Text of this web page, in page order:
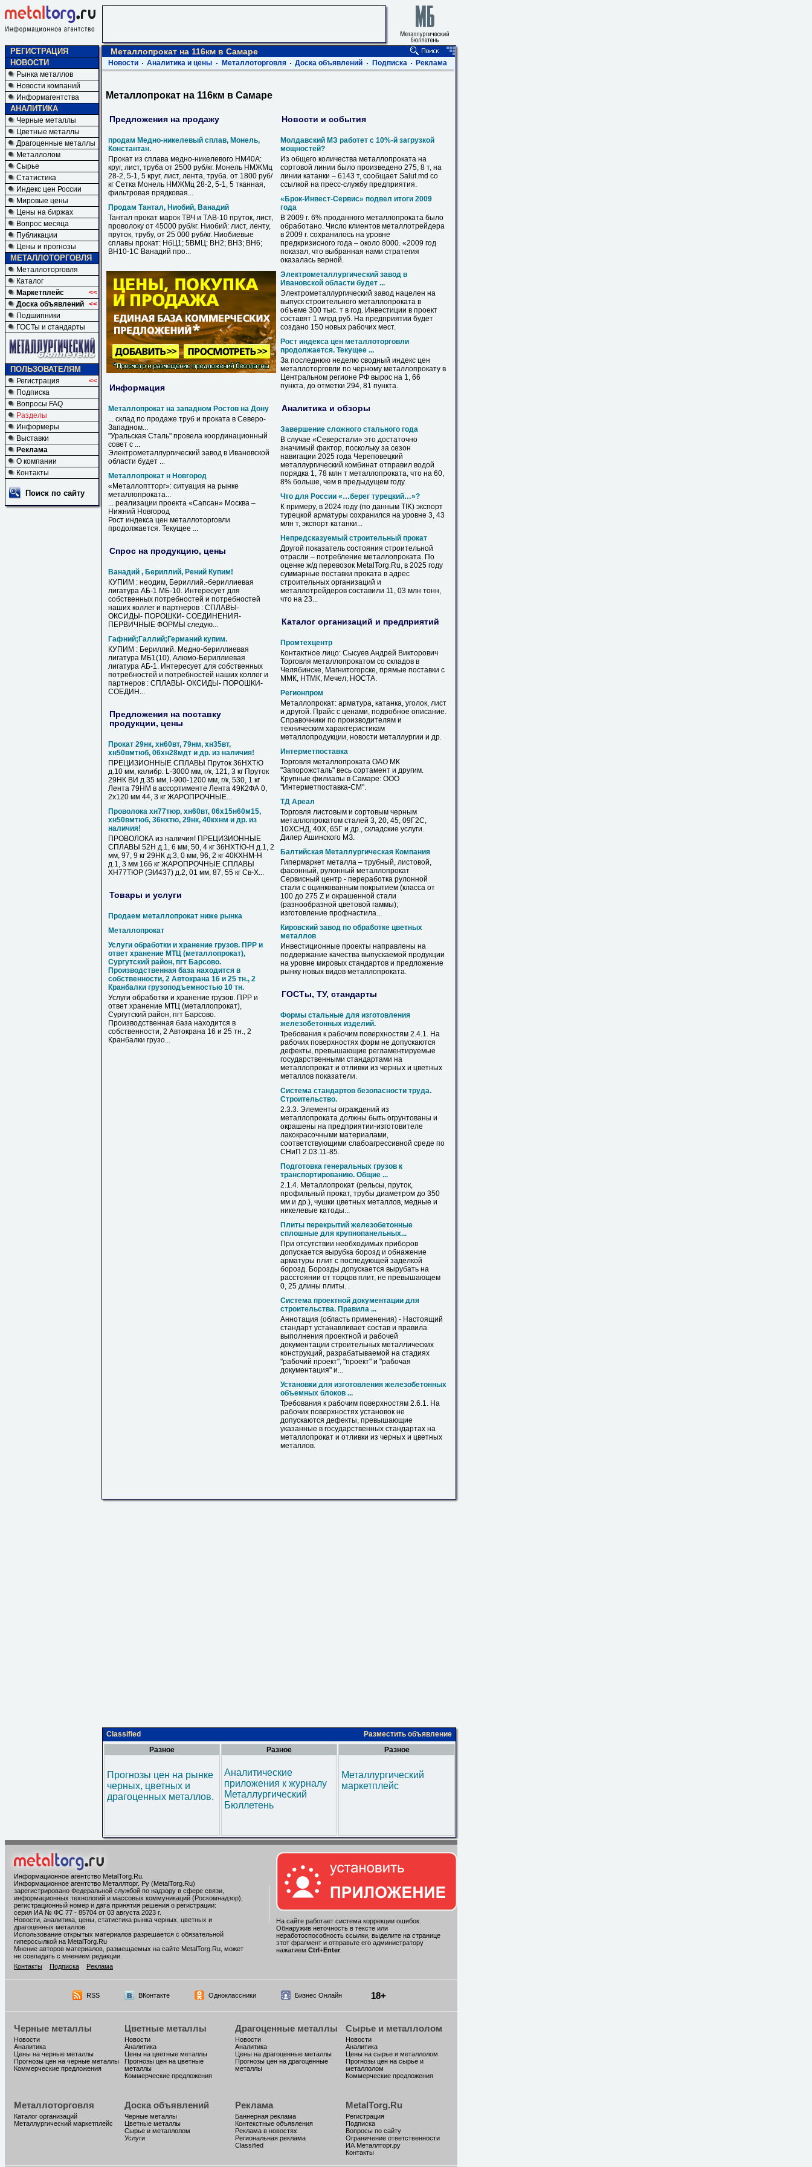
РЕГИСТРАЦИЯ
НОВОСТИ
Рынка металлов
Новости компаний
Информагентства
АНАЛИТИКА
Черные металлы
Цветные металлы
Драгоценные металлы
Металлолом
Сырье
Статистика
Индекс цен России
Мировые цены
Цены на биржах
Вопрос месяца
Публикации
Цены и прогнозы
МЕТАЛЛОТОРГОВЛЯ
Металлоторговля
Каталог
Маркетплейс
<<
Доска объявлений <<
Подшипники
ГОСТы и стандарты
ПОЛЬЗОВАТЕЛЯМ
Регистрация
<<
Подписка
Вопросы FAQ
Разделы
Информеры
Выставки
Реклама
О компании
Контакты
Поиск по сайту
Металлопрокат на 116км в Самаре
Новости Аналитика и цены Металлоторговля Доска объявлений Подписка Реклама
Металлопрокат на 116км в Самаре
Предложения на продажу
продам Медно-никелевый сплав, Монель,
Константан.
Прокат из сплава медно-никелевого НМ40А:
круг, лист, труба от 2500 руб/кг. Монель НМЖМц
28-2, 5-1, 5 круг, лист, лента, труба. от 1800 руб/
кг Сетка Монель НМЖМц 28-2, 5-1, 5 тканная,
фильтровая прядковая...
Продам Тантал, Ниобий, Ванадий
Тантал прокат марок ТВЧ и ТАВ-10 пруток, лист,
проволоку от 45000 руб/кг. Ниобий: лист, ленту,
пруток, трубу, от 25 000 руб/кг. Ниобиевые
сплавы прокат: НбЦ1; 5ВМЦ; ВН2; ВН3; ВН6;
ВН10-1С Ванадий про...
Информация
Металлопрокат на западном Ростов на Дону
... склад по продаже труб и проката в Северо-
Западном...
"Уральская Сталь" провела координационный
совет с ...
Электрометаллургический завод в Ивановской
области будет ...
Металлопрокат н Новгород
«Металлоптторг»: ситуация на рынке
металлопроката...
... реализации проекта «Сапсан» Москва –
Нижний Новгород
Рост индекса цен металлоторговли
продолжается. Текущее ...
Спрос на продукцию, цены
Ванадий , Бериллий, Рений Купим!
КУПИМ : неодим, Бериллий.-бериллиевая
лигатура АБ-1 МБ-10. Интересует для
собственных потребностей и потребностей
наших коллег и партнеров : СПЛАВЫ-
ОКСИДЫ- ПОРОШКИ- СОЕДИНЕНИЯ-
ПЕРВИЧНЫЕ ФОРМЫ следую...
Гафний;Галлий;Германий купим.
КУПИМ : Бериллий. Медно-бериллиевая
лигатура МБ1(10), Алюмо-Бериллиевая
лигатура АБ-1. Интересует для собственных
потребностей и потребностей наших коллег и
партнеров : СПЛАВЫ- ОКСИДЫ- ПОРОШКИ-
СОЕДИН...
Предложения на поставку
продукции, цены
Прокат 29нк, хн60вт, 79нм, хн35вт,
хн50вмтюб, 06хн28мдт и др. из наличия!
ПРЕЦИЗИОННЫЕ СПЛАВЫ Пруток 36НХТЮ
д.10 мм, калибр. L-3000 мм, г/к, 121, 3 кг Пруток
29НК ВИ д.35 мм, l-900-1200 мм, г/к, 530, 1 кг
Лента 79НМ в ассортименте Лента 49К2ФА 0,
2х120 мм 44, 3 кг ЖАРОПРОЧНЫЕ...
Проволока хн77тюр, хн60вт, 06х15н60м15,
хн50вмтюб, 36нхтю, 29нк, 40кхнм и др. из
наличия!
ПРОВОЛОКА из наличия! ПРЕЦИЗИОННЫЕ
СПЛАВЫ 52Н д.1, 6 мм, 50, 4 кг 36НХТЮ-Н д.1, 2
мм, 97, 9 кг 29НК д.3, 0 мм, 96, 2 кг 40КХНМ-Н
д.1, 3 мм 166 кг ЖАРОПРОЧНЫЕ СПЛАВЫ
ХН77ТЮР (ЭИ437) д.2, 01 мм, 87, 55 кг Св-Х...
Товары и услуги
Продаем металлопрокат ниже рынка
Металлопрокат
Услуги обработки и хранение грузов. ПРР и
ответ хранение МТЦ (металлопрокат),
Сургутский район, пгт Барсово.
Производственная база находится в
собственности, 2 Автокрана 16 и 25 тн., 2
Кранбалки грузоподъемностью 10 тн.
Услуги обработки и хранение грузов. ПРР и
ответ хранение МТЦ (металлопрокат),
Сургутский район, пгт Барсово.
Производственная база находится в
собственности, 2 Автокрана 16 и 25 тн., 2
Кранбалки грузо...
Новости и события
Молдавский МЗ работет с 10%-й загрузкой
мощностей?
Из общего количества металлопроката на
сортовой линии было произведено 275, 8 т, на
линии катанки – 6143 т, сообщает Salut.md со
ссылкой на пресс-службу предприятия.
«Брок-Инвест-Сервис» подвел итоги 2009
года
В 2009 г. 6% проданного металлопроката было
обработано. Число клиентов металлотрейдера
в 2009 г. сохранилось на уровне
предкризисного года – около 8000. «2009 год
показал, что выбранная нами стратегия
оказалась верной.
Электрометаллургический завод в
Ивановской области будет ...
Электрометаллургический завод нацелен на
выпуск строительного металлопроката в
объеме 300 тыс. т в год. Инвестиции в проект
составят 1 млрд руб. На предприятии будет
создано 150 новых рабочих мест.
Рост индекса цен металлоторговли
продолжается. Текущее ...
За последнюю неделю сводный индекс цен
металлоторговли по черному металлопрокату в
Центральном регионе РФ вырос на 1, 66
пункта, до отметки 294, 81 пункта.
Аналитика и обзоры
Завершение сложного стального года
В случае «Северстали» это достаточно
значимый фактор, поскольку за сезон
навигации 2025 года Череповецкий
металлургический комбинат отправил водой
порядка 1, 78 млн т металлопроката, что на 60,
8% больше, чем в предыдущем году.
Что для России «…берег турецкий…»?
К примеру, в 2024 году (по данным TIK) экспорт
турецкой арматуры сохранился на уровне 3, 43
млн т, экспорт катанки...
Непредсказуемый строительный прокат
Другой показатель состояния строительной
отрасли – потребление металлопроката. По
оценке ж/д перевозок MetalTorg.Ru, в 2025 году
суммарные поставки проката в адрес
строительных организаций и
металлотрейдеров составили 11, 03 млн тонн,
что на 23...
Каталог организаций и предприятий
Промтехцентр
Контактное лицо: Cысуев Андрей Викторович
Торговля металлопрокатом со складов в
Челябинске, Магнитогорске, прямые поставки с
ММК, НТМК, Мечел, НОСТА.
Регионпром
Металлопрокат: арматура, катанка, уголок, лист
и другой. Прайс с ценами, подробное описание.
Справочники по производителям и
техническим характеристикам
металлопродукции, новости металлургии и др.
Интерметпоставка
Торговля металлопроката ОАО МК
"Запорожсталь" весь сортамент и другим.
Крупные филиалы в Самаре: ООО
"Интерметпоставка-СМ".
ТД Ареал
Торговля листовым и сортовым черным
металлопрокатом сталей 3, 20, 45, 09Г2С,
10ХСНД, 40Х, 65Г и др., складские услуги.
Дилер Ашинского МЗ.
Балтийская Металлургическая Компания
Гипермаркет металла – трубный, листовой,
фасонный, рулонный металлопрокат
Сервисный центр - переработка рулонной
стали с оцинкованным покрытием (класса от
100 до 275 Z и окрашенной стали
(разнообразной цветовой гаммы);
изготовление профнастила...
Кировский завод по обработке цветных
металлов
Инвестиционные проекты направлены на
поддержание качества выпускаемой продукции
на уровне мировых стандартов и предложение
рынку новых видов металлопроката.
ГОСТы, ТУ, стандарты
Формы стальные для изготовления
железобетонных изделий.
Требования к рабочим поверхностям 2.4.1. На
рабочих поверхностях форм не допускаются
дефекты, превышающие регламентируемые
государственными стандартами на
металлопрокат и отливки из черных и цветных
металлов показатели.
Система стандартов безопасности труда.
Строительство.
2.3.3. Элементы ограждений из
металлопроката должны быть огрунтованы и
окрашены на предприятии-изготовителе
лакокрасочными материалами,
соответствующими слабоагрессивной среде по
СНиП 2.03.11-85.
Подготовка генеральных грузов к
транспортированию. Общие ...
2.1.4. Металлопрокат (рельсы, пруток,
профильный прокат, трубы диаметром до 350
мм и др.), чушки цветных металлов, медные и
никелевые катоды...
Плиты перекрытий железобетонные
сплошные для крупнопанельных...
При отсутствии необходимых приборов
допускается вырубка борозд и обнажение
арматуры плит с последующей заделкой
борозд. Борозды допускается вырубать на
расстоянии от торцов плит, не превышающем
0, 25 длины плиты. .
Система проектной документации для
строительства. Правила ...
Аннотация (область применения) - Настоящий
стандарт устанавливает состав и правила
выполнения проектной и рабочей
документации строительных металлических
конструкций, разрабатываемой на стадиях
"рабочий проект", "проект" и "рабочая
документация" и...
Установки для изготовления железобетонных
объемных блоков ...
Требования к рабочим поверхностям 2.6.1. На
рабочих поверхностях установок не
допускаются дефекты, превышающие
указанные в государственных стандартах на
металлопрокат и отливки из черных и цветных
металлов.
Classified
Разместить объявление
Разное
Прогнозы цен на рынке
черных, цветных и
драгоценных металлов.
Разное
Аналитические
приложения к журналу
Металлургический
Бюллетень
Разное
Металлургический
маркетплейс
Информационное агентство MetalTorg.Ru
Информационное агентство Металлторг. Ру (MetalTorg.Ru)
зарегистрировано Федеральной службой по надзору в сфере связи,
информационных технологий и массовых коммуникаций (Роскомнадзор),
регистрационный номер и дата принятия решения о регистрации:
серия ИА № ФС 77 - 85704 от 03 августа 2023 г.
Новости, аналитика, цены, статистика рынка черных, цветных и
драгоценных металлов.
Использование открытых материалов разрешается с обязательной
гиперссылкой на MetalTorg.Ru
Мнение авторов материалов, размещаемых на сайте MetalTorg.Ru, может
не совпадать с мнением редакции.
Контакты
Подписка Реклама
На сайте работает система коррекции ошибок.
Обнаружив неточность в тексте или
неработоспособность ссылки, выделите на странице
этот фрагмент и отправьте его администратору
нажатием Ctrl +Enter.
RSS ВКонтакте Одноклассники Бизнес Онлайн 18+
Черные металлы
Новости
Аналитика
Цены на черные металлы
Прогнозы цен на черные металлы
Коммерческие предложения
Цветные металлы
Новости
Аналитика
Цены на цветные металлы
Прогнозы цен на цветные
металлы
Коммерческие предложения
Драгоценные металлы
Новости
Аналитика
Цены на драгоценные металлы
Прогнозы цен на драгоценные
металлы
Сырье и металлолом
Новости
Аналитика
Цены на сырье и металлолом
Прогнозы цен на сырье и
металлолом
Коммерческие предложения
Металлоторговля
Каталог организаций
Металлургический маркетплейс
Доска объявлений
Черные металлы
Цветные металлы
Сырье и металлолом
Услуги
Реклама
Баннерная реклама
Контекстные объявления
Реклама в новостях
Региональная реклама
Classified
MetalTorg.Ru
Регистрация
Подписка
Вопросы по сайту
Ограничение ответственности
ИА Металлторг.ру
Контакты